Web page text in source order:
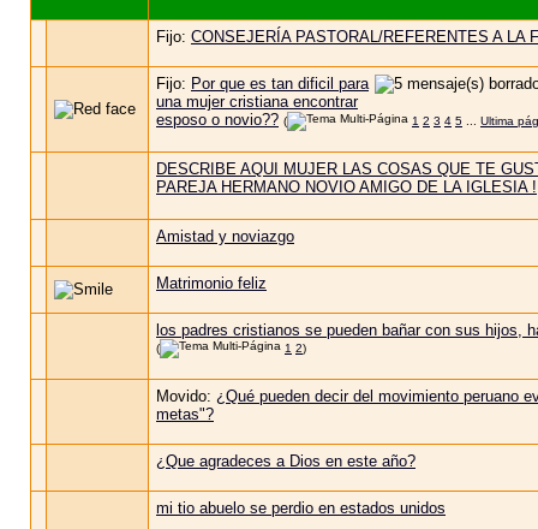
Fijo: CONSEJERÍA PASTORAL/REFERENTES A LA
Fijo: Por que es tan dificil para
una mujer cristiana encontrar
esposo o novio?? ( 1 2 3 4 5 Ultima
DESCRIBE AQUI MUJER LAS COSAS QUE TE
PAREJA HERMANO NOVIO AMIGO DE LA IGLESIA !
Amistad y noviazgo
Matrimonio feliz
los padres cristianos se pueden bañar con sus hijos,
( 1 2)
Movido: ¿Qué pueden decir del movimiento peruano
metas"?
¿Que agradeces a Dios en este año?
mi tio abuelo se perdio en estados unidos